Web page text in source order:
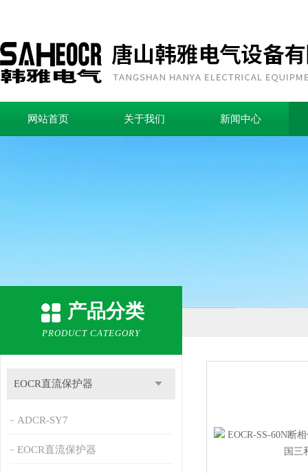
网站首页 关于我们 新闻中心
产品分类
PRODUCT CATEGORY
EOCR直流保护器
ADCR-SY7
EOCR直流保护器